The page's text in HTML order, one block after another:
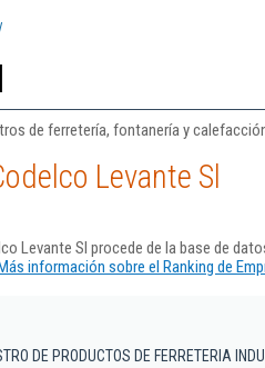
de ferretería, fontanería y
Levante Sl
Levante Sl procede de la base de
información sobre el Ranking de
DE PRODUCTOS DE FERRETERIA